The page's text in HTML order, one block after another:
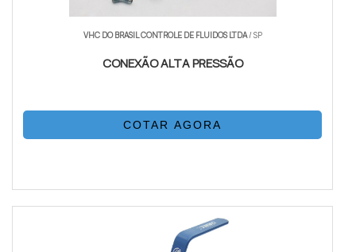
VHC DO BRASIL CONTROLE DE FLUIDOS LTDA/ SP
CONEXÃO ALTA PRESSÃO
COTAR AGORA